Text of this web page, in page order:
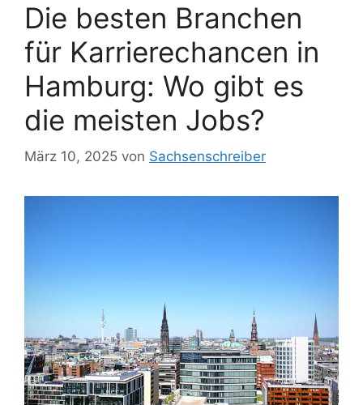
Die besten Branchen
für Karrierechancen in
Hamburg: Wo gibt es
die meisten Jobs?
März 10, 2025 von Sachsenschreiber